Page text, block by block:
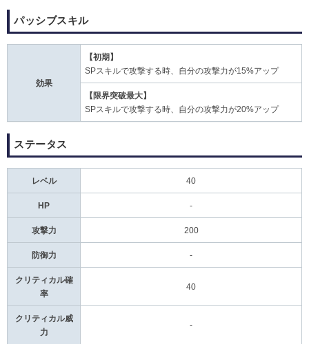
パッシブスキル
効果
【初期】
SPスキルで攻撃する時、自分の攻撃力が15%アップ
【限界突破最大】
SPスキルで攻撃する時、自分の攻撃力が20%アップ
ステータス
レベル 40
HP -
攻撃力 200
防御力 -
クリティカル確
率
40
クリティカル威
力
-